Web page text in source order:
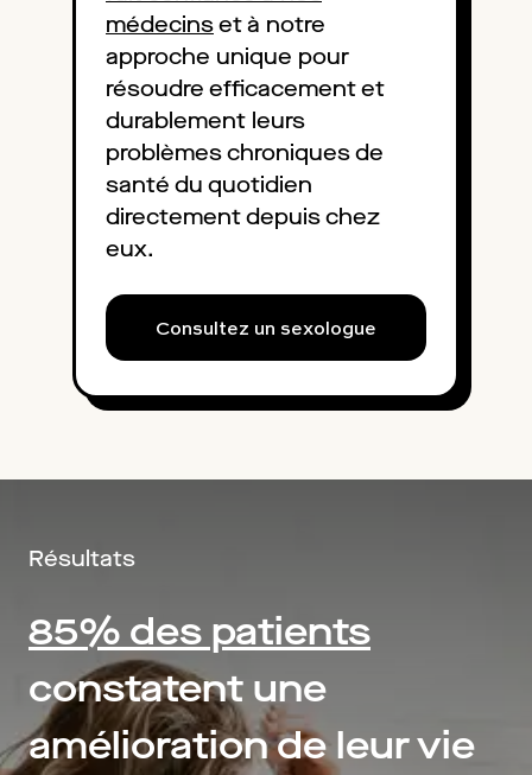
médecinset à notre
approche unique pour
résoudre efficacement et
durablement leurs
problèmes chroniques de
santé du quotidien
directement depuis chez
eux.
Consultez un sexologue
Résultats
85% des patients
constatent une
amélioration de leur vie